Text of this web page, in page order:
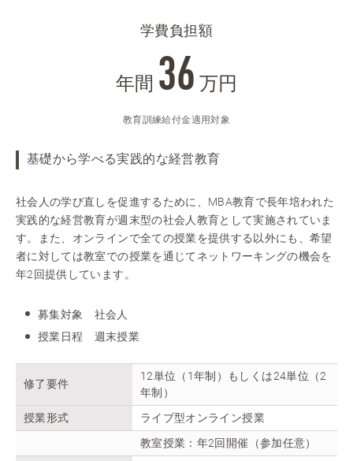
学費負担額
年間 36 万円
教育訓練給付金適用対象
基礎から学べる実践的な経営教育
社会人の学び直しを促進するために、MBA教育で長年培われた
実践的な経営教育が週末型の社会人教育として実施されていま
す。また、オンラインで全ての授業を提供する以外にも、希望
者に対しては教室での授業を通じてネットワーキングの機会を
年2回提供しています。
募集対象 社会人
授業日程 週末授業
修了要件
12単位（1年制）もしくは24単位（2
年制）
授業形式
ライブ型オンライン授業
教室授業：年2回開催（参加任意）